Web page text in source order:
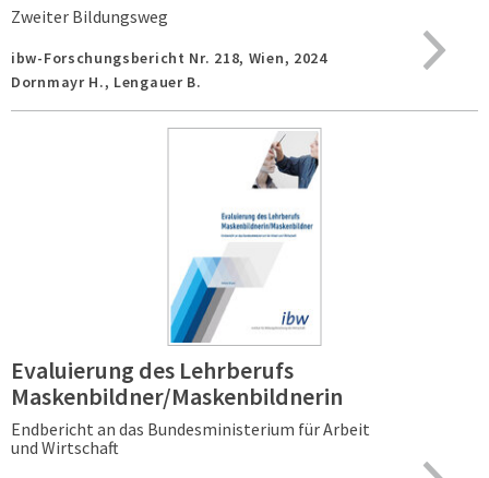
Zweiter Bildungsweg
ibw-Forschungsbericht Nr. 218, Wien, 2024
Dornmayr H., Lengauer B.
Evaluierung des Lehrberufs
Maskenbildner/Maskenbildnerin
Endbericht an das Bundesministerium für Arbeit
und Wirtschaft